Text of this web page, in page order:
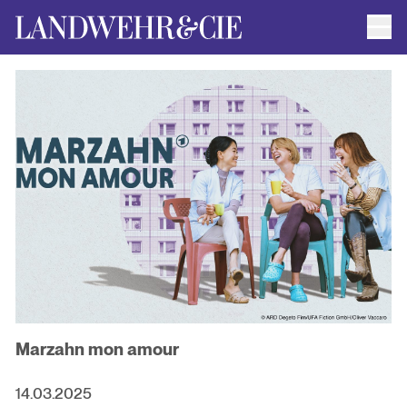
AUTOR*INNEN
AKTUELLE TITEL
FILMRECHTE
ANFRAGEN / IMPRESSUM
Marzahn mon amour
14.03.2025